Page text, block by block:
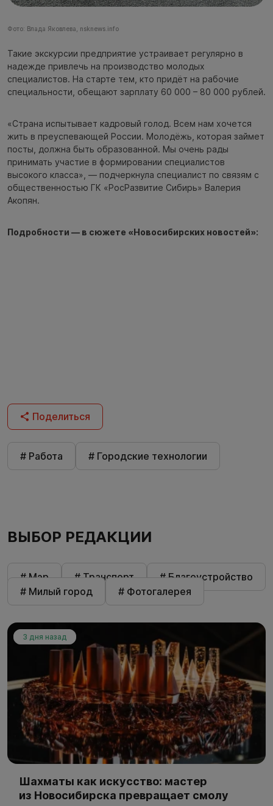
Фото: Влада Яковлева, nsknews.info
Такие экскурсии предприятие устраивает регулярно в
надежде привлечь на производство молодых
специалистов. На старте тем, кто придёт на рабочие
специальности, обещают зарплату 60 000 – 80 000 рублей.
«Страна испытывает кадровый голод. Всем нам хочется
жить в преуспевающей России. Молодёжь, которая займет
посты, должна быть образованной. Мы очень рады
принимать участие в формировании специалистов
высокого класса», — подчеркнула специалист по связям с
общественностью ГК «РосРазвитие Сибирь» Валерия
Акопян.
Подробности — в сюжете «Новосибирских новостей»:
Поделиться
# Работа # Городские технологии
ВЫБОР РЕДАКЦИИ
# Мэр # Транспорт
# Благоустройство
# Милый город
# Фотогалерея
3 дня назад
Шахматы как искусство: мастер
из Новосибирска превращает смолу